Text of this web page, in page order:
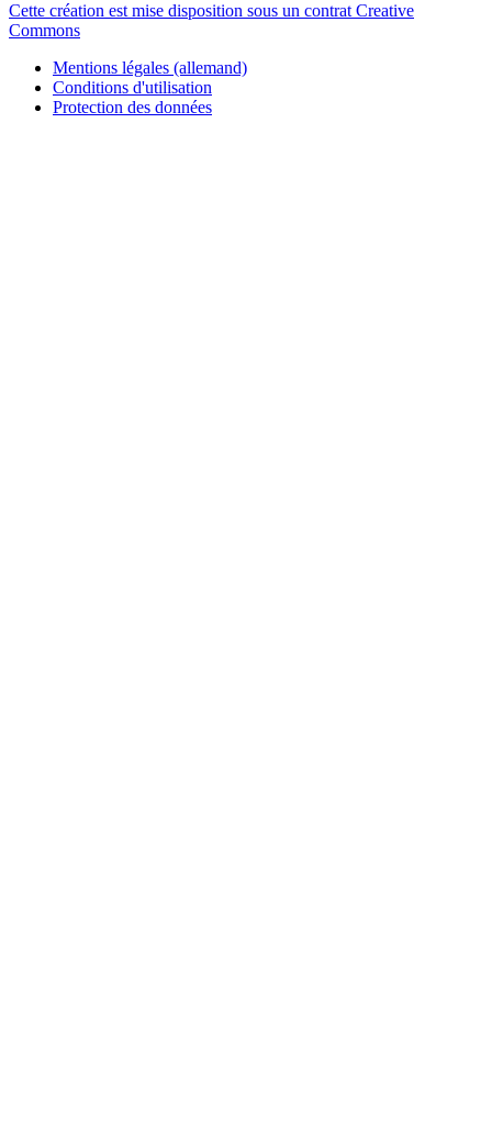
Cette création est mise disposition sous un contrat Creative
Commons
Mentions légales (allemand)
Conditions d'utilisation
Protection des données